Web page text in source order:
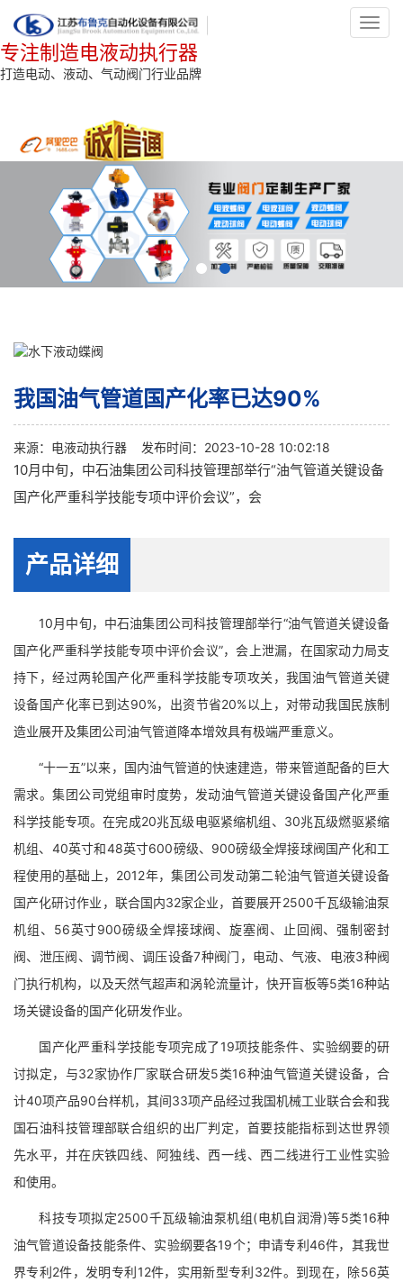
专注制造电液动执行器
打造电动、液动、气动阀门行业品牌
我国油气管道国产化率已达90%
来源： 电液动执行器 发布时间：2023-10-28 10:02:18
10月中旬，中石油集团公司科技管理部举行“油气管道关键设备
国产化严重科学技能专项中评价会议”，会
产品详细
10月中旬，中石油集团公司科技管理部举行“油气管道关键设备
国产化严重科学技能专项中评价会议”，会上泄漏，在国家动力局支
持下，经过两轮国产化严重科学技能专项攻关，我国油气管道关键
设备国产化率已到达90%，出资节省20%以上，对带动我国民族制
造业展开及集团公司油气管道降本增效具有极端严重意义。
“十一五”以来，国内油气管道的快速建造，带来管道配备的巨大
需求。集团公司党组审时度势，发动油气管道关键设备国产化严重
科学技能专项。在完成20兆瓦级电驱紧缩机组、30兆瓦级燃驱紧缩
机组、40英寸和48英寸600磅级、900磅级全焊接球阀国产化和工
程使用的基础上，2012年，集团公司发动第二轮油气管道关键设备
国产化研讨作业，联合国内32家企业，首要展开2500千瓦级输油泵
机组、56英寸900磅级全焊接球阀、旋塞阀、止回阀、强制密封
阀、泄压阀、调节阀、调压设备7种阀门，电动、气液、电液3种阀
门执行机构，以及天然气超声和涡轮流量计，快开盲板等5类16种站
场关键设备的国产化研发作业。
国产化严重科学技能专项完成了19项技能条件、实验纲要的研
讨拟定，与32家协作厂家联合研发5类16种油气管道关键设备，合
计40项产品90台样机，其间33项产品经过我国机械工业联合会和我
国石油科技管理部联合组织的出厂判定，首要技能指标到达世界领
先水平，并在庆铁四线、阿独线、西一线、西二线进行工业性实验
和使用。
科技专项拟定2500千瓦级输油泵机组(电机自润滑)等5类16种
油气管道设备技能条件、实验纲要各19个；申请专利46件，其我世
界专利2件，发明专利12件，实用新型专利32件。到现在，除56英